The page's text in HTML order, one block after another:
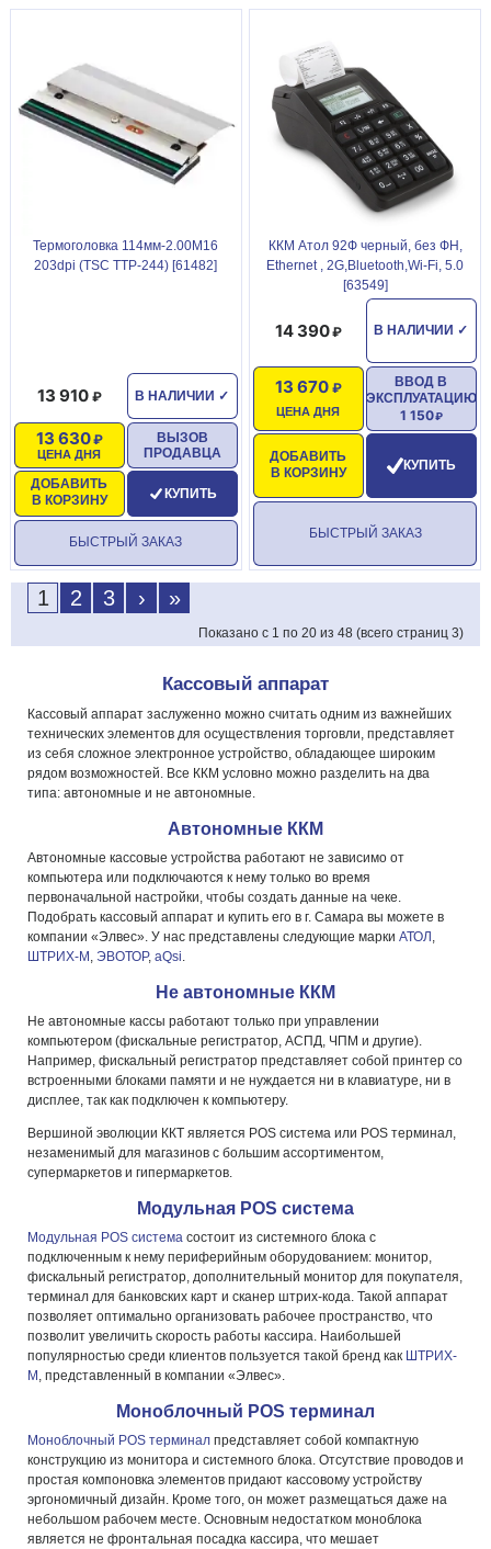
Термоголовка 114мм-2.00M16
203dpi (TSC ТТР-244) [61482]
В НАЛИЧИИ ✓
13 910
ЦЕНА ДНЯ
13 630
ДОБАВИТЬ
В КОРЗИНУ
ВЫЗОВ
ПРОДАВЦА
КУПИТЬ
БЫСТРЫЙ ЗАКАЗ
ККМ Атол 92Ф черный, без ФН,
Ethernet , 2G,Bluetooth,Wi-Fi, 5.0
[63549]
В НАЛИЧИИ ✓
14 390
ЦЕНА ДНЯ
13 670
ДОБАВИТЬ
В КОРЗИНУ
ВВОД В
ЭКСПЛУАТАЦИЮ
1 150
КУПИТЬ
БЫСТРЫЙ ЗАКАЗ
1 2 3 › »
Показано с 1 по 20 из 48 (всего страниц 3)
Кассовый аппарат
Кассовый аппарат заслуженно можно считать одним из важнейших
технических элементов для осуществления торговли, представляет
из себя сложное электронное устройство, обладающее широким
рядом возможностей. Все ККМ условно можно разделить на два
типа: автономные и не автономные.
Автономные ККМ
Автономные кассовые устройства работают не зависимо от
компьютера или подключаются к нему только во время
первоначальной настройки, чтобы создать данные на чеке.
Подобрать кассовый аппарат и купить его в г. Самара вы можете в
компании «Элвес». У нас представлены следующие марки АТОЛ
ШТРИХ-М ЭВОТОР, aQsi
Не автономные ККМ
Не автономные кассы работают только при управлении
компьютером (фискальные регистратор, АСПД, ЧПМ и другие).
Например, фискальный регистратор представляет собой принтер со
встроенными блоками памяти и не нуждается ни в клавиатуре, ни в
дисплее, так как подключен к компьютеру.
Вершиной эволюции ККТ является POS система или POS терминал,
незаменимый для магазинов с большим ассортиментом,
супермаркетов и гипермаркетов.
Модульная POS система
Модульная POS система состоит из системного блока с
подключенным к нему периферийным оборудованием: монитор,
фискальный регистратор, дополнительный монитор для покупателя,
терминал для банковских карт и сканер штрих-кода. Такой аппарат
позволяет оптимально организовать рабочее пространство, что
позволит увеличить скорость работы кассира. Наибольшей
популярностью среди клиентов пользуется такой бренд как ШТРИХ-
М , представленный в компании «Элвес».
Моноблочный POS терминал
Моноблочный POS терминал представляет собой компактную
конструкцию из монитора и системного блока. Отсутствие проводов и
простая компоновка элементов придают кассовому устройству
эргономичный дизайн. Кроме того, он может размещаться даже на
небольшом рабочем месте. Основным недостатком моноблока
является не фронтальная посадка кассира, что мешает